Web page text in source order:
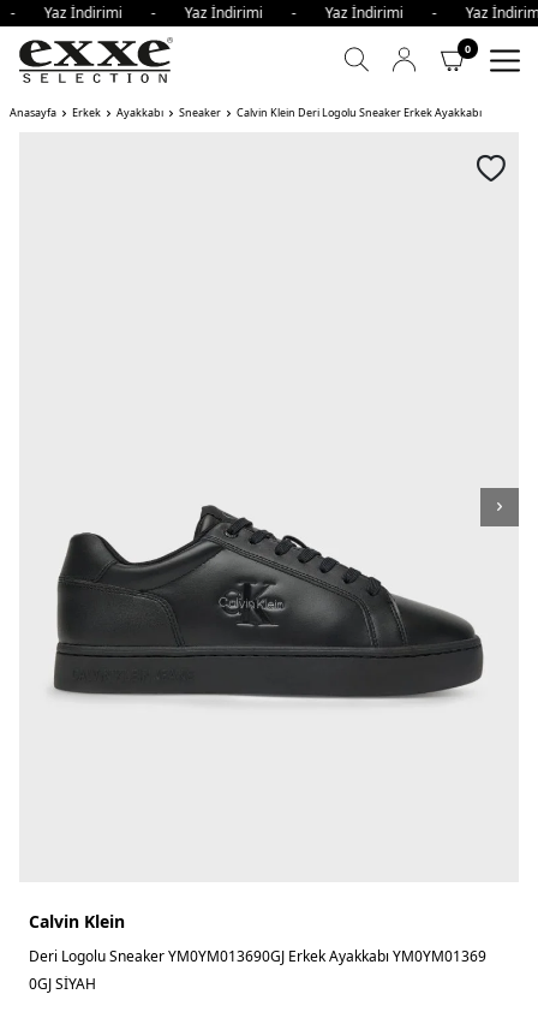
- Yaz İndirimi - Yaz İndirimi - Yaz İndirimi - Yaz
0
Anasayfa Erkek Ayakkabı Sneaker Calvin Klein Deri Logolu Sneaker Erkek Ayakkabı
Calvin Klein
Deri Logolu Sneaker YM0YM013690GJ Erkek Ayakkabı YM0YM01369
0GJ SİYAH